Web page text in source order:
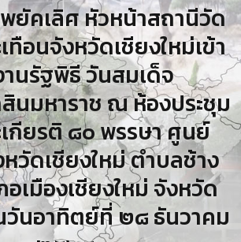
ยัคเลิศ หัวหน้าสถานีวัด
ทือนจังหวัดเชียงใหม่เข้า
นรัฐพิธี วันสมเด็จ
สินมหาราช ณ ห้องประชุม
กียรติ ๘๐ พรรษา ศูนย์
วัดเชียงใหม่ ตำบลช้าง
อเมืองเชียงใหม่ จังหวัด
วันอาทิตย์ที่ ๒๘ ธันวาคม